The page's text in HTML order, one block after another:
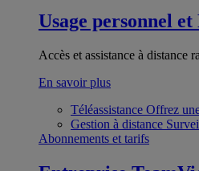
Usage personnel
Accès et assistance à distance
En savoir plus
Téléassistance Offrez
Gestion à distance
Abonnements et tarifs